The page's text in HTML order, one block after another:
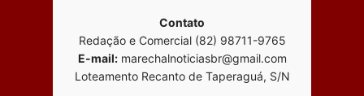
Contato
Redação e Comercial (82) 98711-9765
E-mail:marechalnoticiasbr@gmail.com
Loteamento Recanto de Taperaguá, S/N